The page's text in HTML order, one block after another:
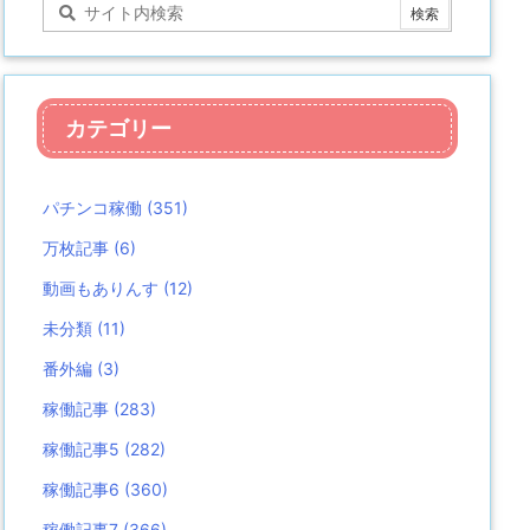
カテゴリー
パチンコ稼働 (351)
万枚記事 (6)
動画もありんす (12)
未分類 (11)
番外編 (3)
稼働記事 (283)
稼働記事5 (282)
稼働記事6 (360)